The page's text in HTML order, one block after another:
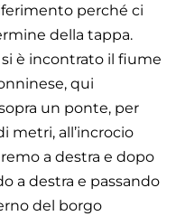
perché ci
della tappa.
è incontrato il fiume
qui
un ponte, per
metri, all’incrocio
a destra e dopo
a destra e passando
del borgo